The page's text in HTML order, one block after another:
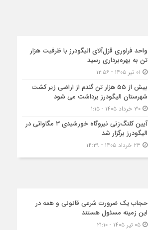
واحد فراوری قزل‌آلای الیگودرز با ظرفیت هزار
تن به بهره‌برداری رسید
بیش از ۵۵ هزار تن گندم از اراضی زیر کشت
شهرستان الیگودرز برداشت می شود
۳۰ خرداد ۱۴۰۵ - ۱:۱۵
آیین کلنگ‌زنی نیروگاه خورشیدی ۳ مگاواتی در
الیگودرز برگزار شد
حجاب یک ضرورت شرعی قانونی و همه در
این زمینه مسئول هستند
۰۵ تیر ۱۴۰۵ - ۲۱:۱۰